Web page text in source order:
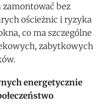
bez
ościeżnic i ryzyka
co ma szczególne
zabytkowych
energetycznie